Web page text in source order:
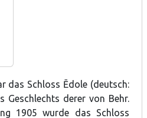
das Schloss Ēdole (deutsch:
Geschlechts derer von Behr.
1905 wurde das Schloss